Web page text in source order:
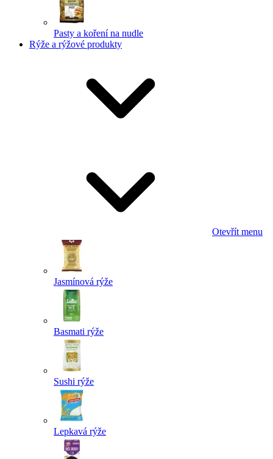
Pasty a koření na nudle
Rýže a rýžové produkty
Otevřít menu
Jasmínová rýže
Basmati rýže
Sushi rýže
Lepkavá rýže